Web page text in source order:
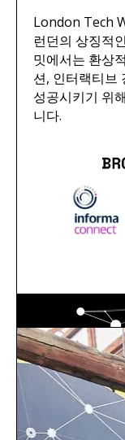
London Tech
런던의 상징적
밋에서는 환상
션, 인터랙티브
성공시키기 위
니다.